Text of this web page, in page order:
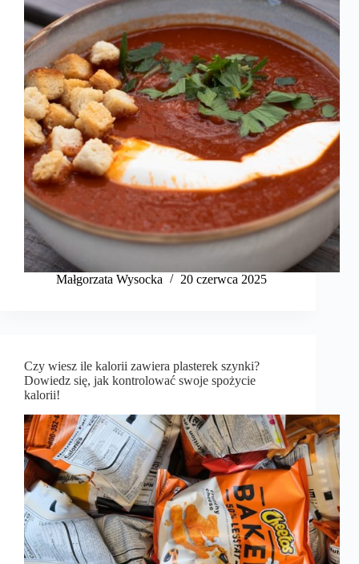
Małgorzata Wysocka 20 czerwca 2025
Czy wiesz ile kalorii zawiera plasterek szynki?
Dowiedz się, jak kontrolować swoje spożycie
kalorii!